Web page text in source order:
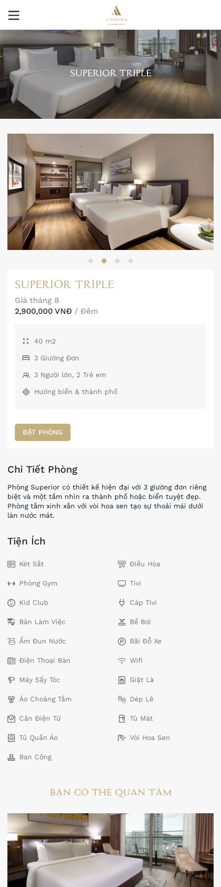
SUPERIOR TRIPLE
SUPERIOR TRIPLE
Giá tháng 8
2,900,000 VNĐ / Đêm
40 m2
3 Giường Đơn
3 Người lớn, 2 Trẻ em
Hướng biển & thành phố
ĐẶT PHÒNG
Chi Tiết Phòng
Phòng Superior có thiết kế hiện đại với 3 giường đơn riêng
biệt và một tầm nhìn ra thành phố hoặc biển tuyệt đẹp.
Phòng tắm xinh xắn với vòi hoa sen tạo sự thoải mái dưới
làn nước mát.
Tiện Ích
Két Sắt Điều Hòa
Phòng Gym Tivi
Kid Club Cáp Tivi
Bàn Làm Việc Bể Bơi
Ấm Đun Nước Bãi Đỗ Xe
Điện Thoại Bàn Wifi
Máy Sấy Tóc Giặt Là
Áo Choàng Tắm Dép Lê
Cân Điện Tử Tủ Mát
Tủ Quần Áo Vòi Hoa Sen
Ban Công
BẠN CÓ THỂ QUAN TÂM